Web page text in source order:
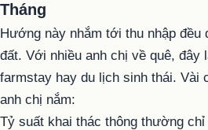
Tháng
Hướng này nhắm tới thu nhập đều
đất. Với nhiều anh chị về quê, đây
farmstay hay du lịch sinh thái. Vài
anh chị nắm:
Tỷ suất khai thác thông thường